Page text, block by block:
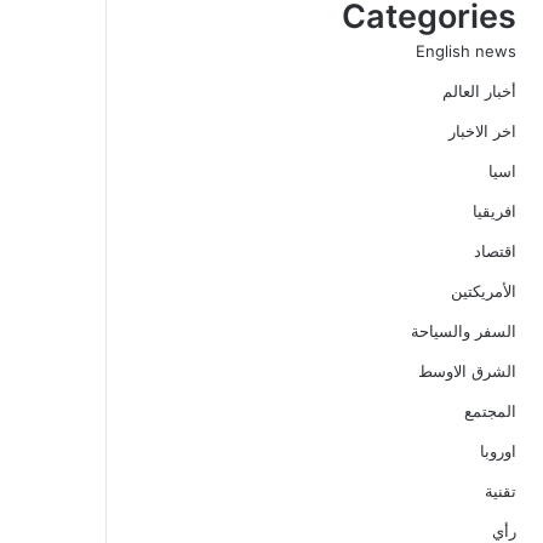
Categories
English news
أخبار العالم
اخر الاخبار
اسيا
افريقيا
اقتصاد
الأمريكتين
السفر والسياحة
الشرق الاوسط
المجتمع
اوروبا
تقنية
رأي